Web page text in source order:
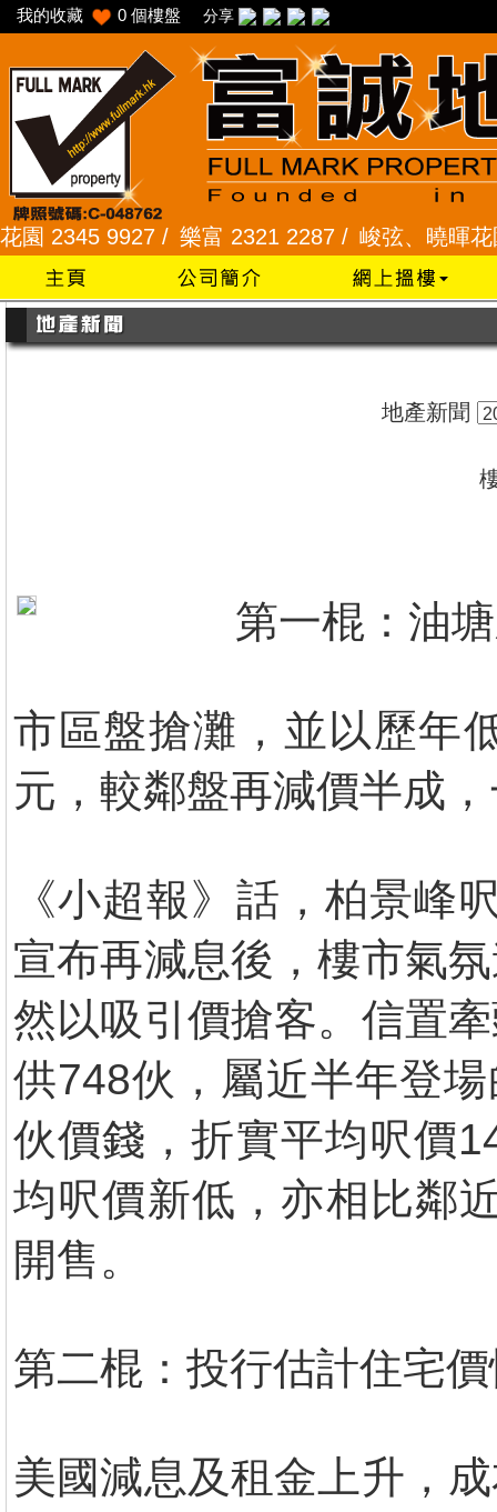
我的收藏 0 個樓盤 分享
9927 /樂富 2321 2287 / 峻弦、曉暉花園
地產新聞
第一棍：油
市區盤搶灘，並以歷年
元，較鄰盤再減價半成
《小超報》話，柏景峰
宣布再減息後，樓市氣
然以吸引價搶客。信置
供748伙，屬近半年登
伙價錢，折實平均呎價
均呎價新低，亦相比鄰
開售。
第二棍：投行估計住宅
美國減息及租金上升，